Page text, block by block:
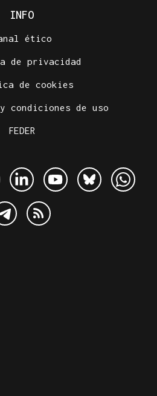
INFO
ético
de privacidad
de cookies
condiciones de uso
FEDER